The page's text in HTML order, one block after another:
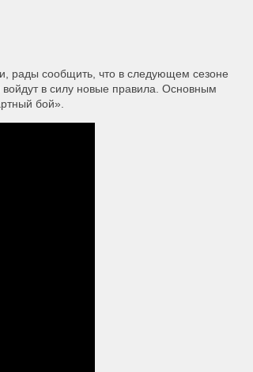
рады сообщить, что в следующем сезоне
войдут в силу новые правила. Основным
бой».